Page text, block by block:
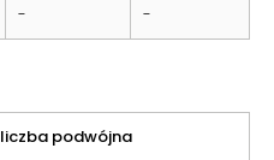
- -
liczba podwójna